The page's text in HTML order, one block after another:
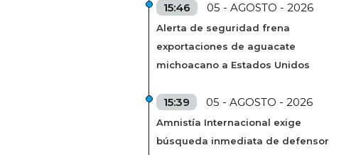
15:46 05 - AGOSTO - 2026
Alerta de seguridad frena
exportaciones de aguacate
michoacano a Estados Unidos
15:39 05 - AGOSTO - 2026
Amnistía Internacional exige
búsqueda inmediata de defensor